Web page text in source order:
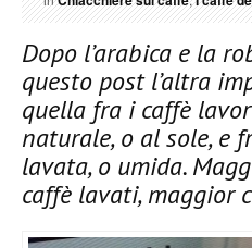
Dopo l’arabica e la
questo post l’altra
quella fra i caffè
naturale, o al sole, e
lavata, o umida.
caffè lavati, maggior